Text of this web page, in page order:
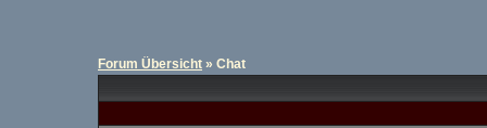
Forum Übersicht » Chat